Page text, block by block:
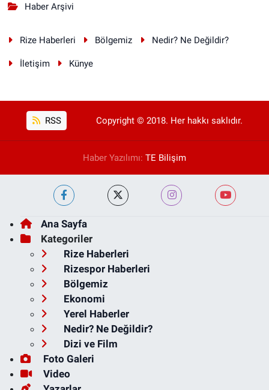
Haber Arşivi
Rize Haberleri Bölgemiz Nedir? Ne Değildir?
İletişim Künye
RSS Copyright © 2018. Her hakkı saklıdır.
Haber Yazılımı: TE Bilişim
Ana Sayfa
Kategoriler
Rize Haberleri
Rizespor Haberleri
Bölgemiz
Ekonomi
Yerel Haberler
Nedir? Ne Değildir?
Dizi ve Film
Foto Galeri
Video